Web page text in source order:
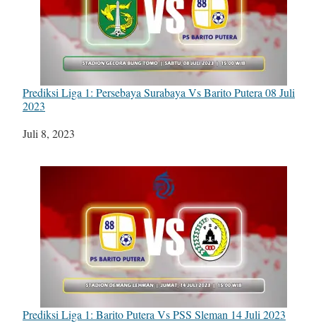
Prediksi Liga 1: Persebaya Surabaya Vs Barito Putera 08 Juli
2023
Tanggal
Juli 8, 2023
Prediksi Liga 1: Barito Putera Vs PSS Sleman 14 Juli 2023